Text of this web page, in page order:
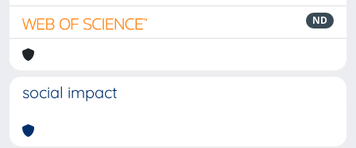
ND
social impact